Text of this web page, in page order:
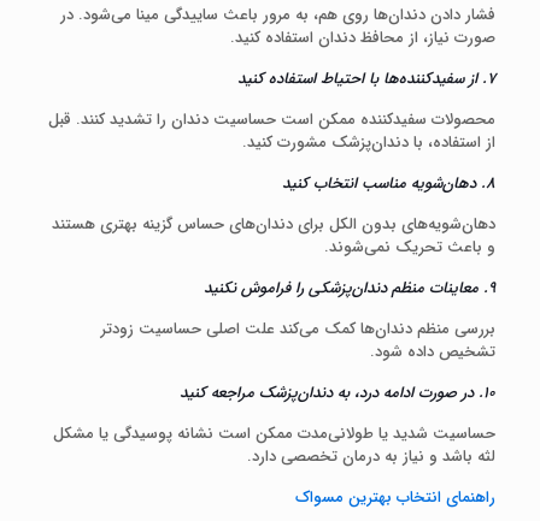
فشار دادن دندان‌ها روی هم، به مرور باعث ساییدگی مینا می‌شود. در
صورت نیاز، از محافظ دندان استفاده کنید.
۷. از سفیدکننده‌ها با احتیاط استفاده کنید
محصولات سفیدکننده ممکن است حساسیت دندان را تشدید کنند. قبل
از استفاده، با دندان‌پزشک مشورت کنید.
۸. دهان‌شویه مناسب انتخاب کنید
دهان‌شویه‌های بدون الکل برای دندان‌های حساس گزینه بهتری هستند
و باعث تحریک نمی‌شوند.
۹. معاینات منظم دندان‌پزشکی را فراموش نکنید
بررسی منظم دندان‌ها کمک می‌کند علت اصلی حساسیت زودتر
تشخیص داده شود.
۱۰. در صورت ادامه درد، به دندان‌پزشک مراجعه کنید
حساسیت شدید یا طولانی‌مدت ممکن است نشانه پوسیدگی یا مشکل
لثه باشد و نیاز به درمان تخصصی دارد.
راهنمای انتخاب بهترین مسواک